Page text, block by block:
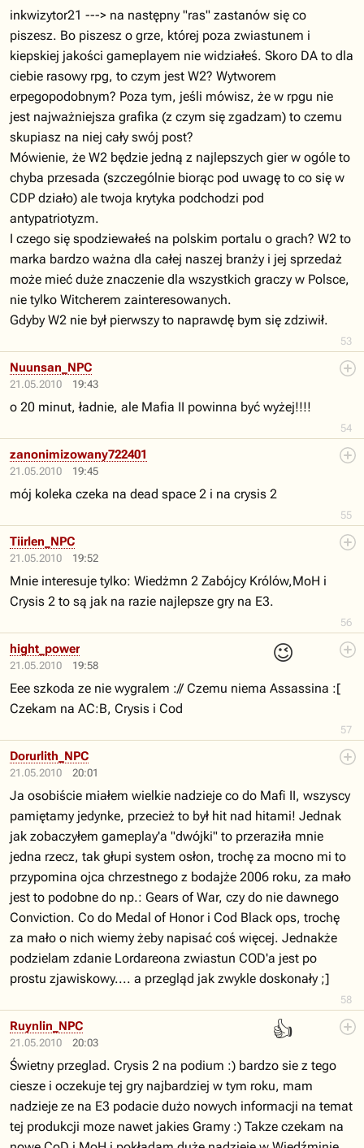
53
inkwizytor21 ---> na następny "ras" zastanów się co
piszesz. Bo piszesz o grze, której poza zwiastunem i
kiepskiej jakości gameplayem nie widziałeś. Skoro DA to dla
ciebie rasowy rpg, to czym jest W2? Wytworem
erpegopodobnym? Poza tym, jeśli mówisz, że w rpgu nie
jest najważniejsza grafika (z czym się zgadzam) to czemu
skupiasz na niej cały swój post?
Mówienie, że W2 będzie jedną z najlepszych gier w ogóle to
chyba przesada (szczególnie biorąc pod uwagę to co się w
CDP działo) ale twoja krytyka podchodzi pod
antypatriotyzm.
I czego się spodziewałeś na polskim portalu o grach? W2 to
marka bardzo ważna dla całej naszej branży i jej sprzedaż
może mieć duże znaczenie dla wszystkich graczy w Polsce,
nie tylko Witcherem zainteresowanych.
Gdyby W2 nie był pierwszy to naprawdę bym się zdziwił.
21.05.2010 19:43
54
Nuunsan_NPC
o 20 minut, ładnie, ale Mafia II powinna być wyżej!!!!
21.05.2010 19:45
55
zanonimizowany722401
mój koleka czeka na dead space 2 i na crysis 2
21.05.2010 19:52
56
Tiirlen_NPC
Mnie interesuje tylko: Wiedżmn 2 Zabójcy Królów,MoH i
Crysis 2 to są jak na razie najlepsze gry na E3.
21.05.2010 19:58
😉
57
hight_power
Eee szkoda ze nie wygralem :// Czemu niema Assassina :[
Czekam na AC:B, Crysis i Cod
21.05.2010 20:01
58
Dorurlith_NPC
Ja osobiście miałem wielkie nadzieje co do Mafi II, wszyscy
pamiętamy jedynke, przecież to był hit nad hitami! Jednak
jak zobaczyłem gameplay'a "dwójki" to przeraziła mnie
jedna rzecz, tak głupi system osłon, trochę za mocno mi to
przypomina ojca chrzestnego z bodajże 2006 roku, za mało
jest to podobne do np.: Gears of War, czy do nie dawnego
Conviction. Co do Medal of Honor i Cod Black ops, trochę
za mało o nich wiemy żeby napisać coś więcej. Jednakże
podzielam zdanie Lordareona zwiastun COD'a jest po
prostu zjawiskowy.... a przegląd jak zwykle doskonały ;]
21.05.2010 20:03
👍
Ruynlin_NPC
Świetny przeglad. Crysis 2 na podium :) bardzo sie z tego
ciesze i oczekuje tej gry najbardziej w tym roku, mam
nadzieje ze na E3 podacie dużo nowych informacji na temat
tej produkcji moze nawet jakies Gramy :) Takze czekam na